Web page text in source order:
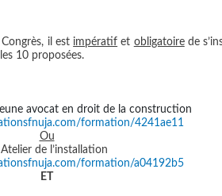
il est impératif et obligatoirede
10 proposées.
avocat en droit de la construction
formation/4241ae11
Ou
Atelier de l’installation
formation/a04192b5
ET